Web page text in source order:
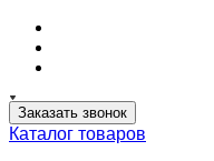
Заказать звонок
Каталог товаров